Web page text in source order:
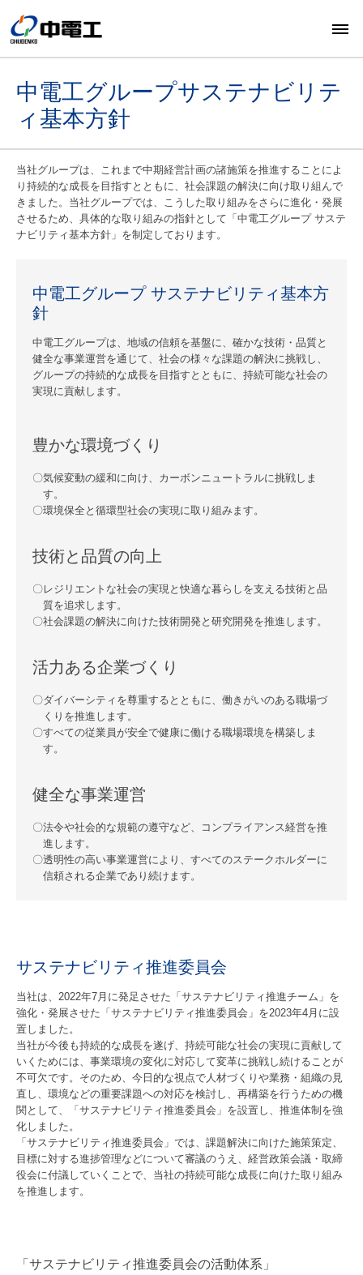
中電工グループサステナビリテ
ィ基本方針
当社グループは、これまで中期経営計画の諸施策を推進することによ
り持続的な成長を目指すとともに、社会課題の解決に向け取り組んで
きました。当社グループでは、こうした取り組みをさらに進化・発展
させるため、具体的な取り組みの指針として「中電工グループ サステ
ナビリティ基本方針」を制定しております。
中電工グループ サステナビリティ基本方
針
中電工グループは、地域の信頼を基盤に、確かな技術・品質と
健全な事業運営を通じて、社会の様々な課題の解決に挑戦し、
グループの持続的な成長を目指すとともに、持続可能な社会の
実現に貢献します。
豊かな環境づくり
気候変動の緩和に向け、カーボンニュートラルに挑戦しま
す。
環境保全と循環型社会の実現に取り組みます。
技術と品質の向上
レジリエントな社会の実現と快適な暮らしを支える技術と品
質を追求します。
社会課題の解決に向けた技術開発と研究開発を推進します。
活力ある企業づくり
ダイバーシティを尊重するとともに、働きがいのある職場づ
くりを推進します。
すべての従業員が安全で健康に働ける職場環境を構築しま
す。
健全な事業運営
法令や社会的な規範の遵守など、コンプライアンス経営を推
進します。
透明性の高い事業運営により、すべてのステークホルダーに
信頼される企業であり続けます。
サステナビリティ推進委員会
当社は、2022年7月に発足させた「サステナビリティ推進チーム」を
強化・発展させた「サステナビリティ推進委員会」を2023年4月に設
置しました。
当社が今後も持続的な成長を遂げ、持続可能な社会の実現に貢献して
いくためには、事業環境の変化に対応して変革に挑戦し続けることが
不可欠です。そのため、今日的な視点で人材づくりや業務・組織の見
直し、環境などの重要課題への対応を検討し、再構築を行うための機
関として、「サステナビリティ推進委員会」を設置し、推進体制を強
化しました。
「サステナビリティ推進委員会」では、課題解決に向けた施策策定、
目標に対する進捗管理などについて審議のうえ、経営政策会議・取締
役会に付議していくことで、当社の持続可能な成長に向けた取り組み
を推進します。
サステナビリティ推進委員会の活動体系